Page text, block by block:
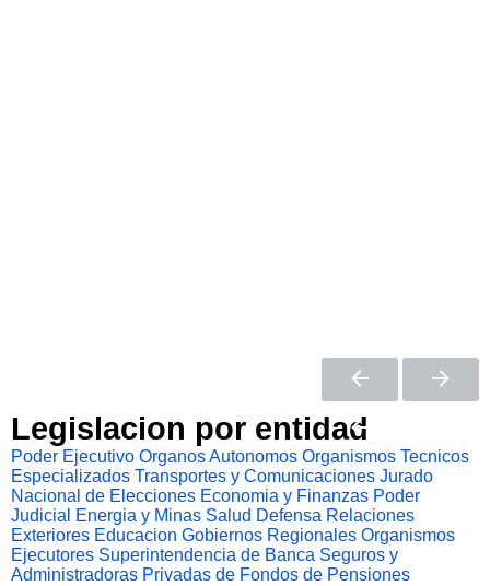
Legislacion por entidad
Poder Ejecutivo Organos Autonomos Organismos Tecnicos
Especializados Transportes y Comunicaciones Jurado
Nacional de Elecciones Economia y Finanzas Poder
Judicial
Energia y Minas Salud Defensa Relaciones
Exteriores Educacion Gobiernos Regionales Organismos
Ejecutores Superintendencia de Banca Seguros y
Administradoras Privadas de Fondos de Pensiones